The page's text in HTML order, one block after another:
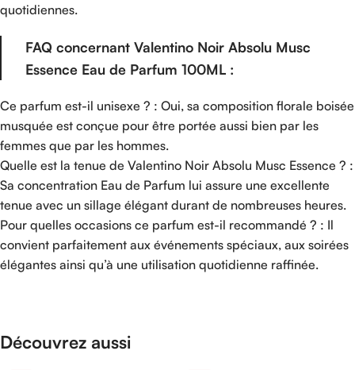
quotidiennes.
FAQ concernant Valentino Noir Absolu Musc
Essence Eau de Parfum 100ML :
Ce parfum est-il unisexe ? : Oui, sa composition florale boisée
musquée est conçue pour être portée aussi bien par les
femmes que par les hommes.
Quelle est la tenue de Valentino Noir Absolu Musc Essence ? :
Sa concentration Eau de Parfum lui assure une excellente
tenue avec un sillage élégant durant de nombreuses heures.
Pour quelles occasions ce parfum est-il recommandé ? : Il
convient parfaitement aux événements spéciaux, aux soirées
élégantes ainsi qu’à une utilisation quotidienne raffinée.
Découvrez aussi